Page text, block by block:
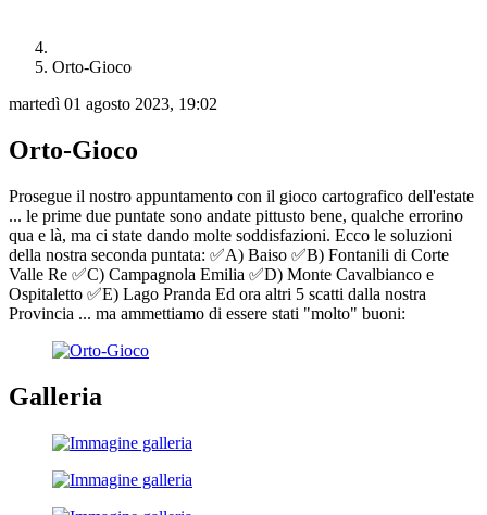
Orto-Gioco
martedì 01 agosto 2023, 19:02
Orto-Gioco
Prosegue il nostro appuntamento con il gioco cartografico dell'estate
... le prime due puntate sono andate pittusto bene, qualche errorino
qua e là, ma ci state dando molte soddisfazioni. Ecco le soluzioni
della nostra seconda puntata: ✅A) Baiso ✅B) Fontanili di Corte
Valle Re ✅C) Campagnola Emilia ✅D) Monte Cavalbianco e
Ospitaletto ✅E) Lago Pranda Ed ora altri 5 scatti dalla nostra
Provincia ... ma ammettiamo di essere stati "molto" buoni:
Galleria